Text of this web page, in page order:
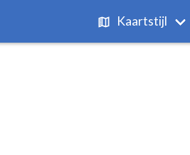
Kaartstijl